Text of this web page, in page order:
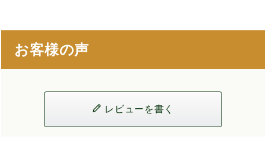
お客様の声
レビューを書く